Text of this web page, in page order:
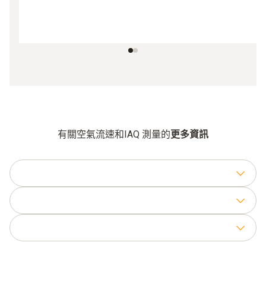
有關空氣流速和IAQ 測量的更多資訊